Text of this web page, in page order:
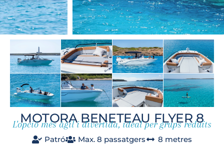
MOTORA BENETEAU FLYER 8
L'opció més àgil i divertida, ideal per grups reduïts
Patró Max. 8 passatgers
8 metres